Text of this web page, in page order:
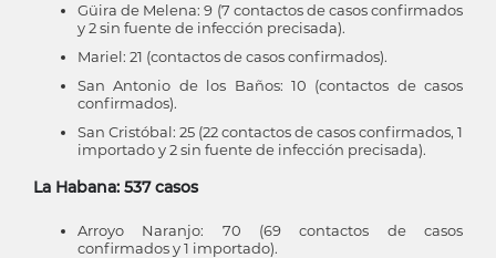
Güira de Melena: 9 (7 contactos de casos confirmados
y 2 sin fuente de infección precisada).
Mariel: 21 (contactos de casos confirmados).
San Antonio de los Baños: 10 (contactos de casos
confirmados).
San Cristóbal: 25 (22 contactos de casos confirmados, 1
importado y 2 sin fuente de infección precisada).
La Habana: 537 casos
Arroyo Naranjo: 70 (69 contactos de casos
confirmados y 1 importado).